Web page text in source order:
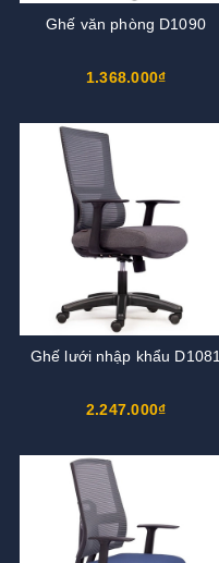
Ghế văn phòng D1090
1.368.000₫
Ghế lưới nhập khẩu D1081
2.247.000₫